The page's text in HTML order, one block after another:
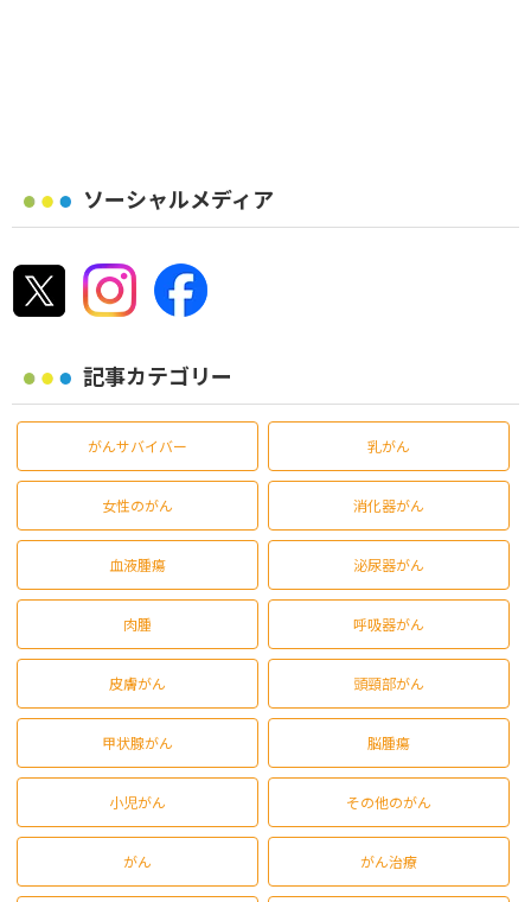
ソーシャルメディア
記事カテゴリー
がんサバイバー 乳がん
女性のがん 消化器がん
血液腫瘍 泌尿器がん
肉腫 呼吸器がん
皮膚がん 頭頸部がん
甲状腺がん 脳腫瘍
小児がん その他のがん
がん がん治療